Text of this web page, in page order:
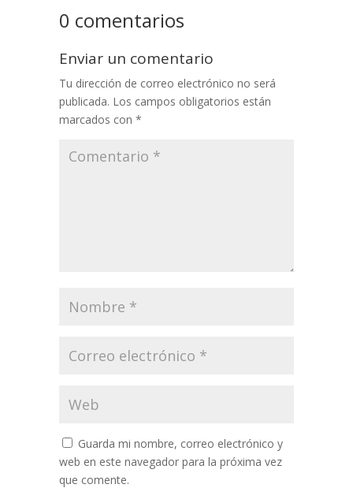
0 comentarios
Enviar un comentario
Tu dirección de correo electrónico no será
publicada. Los campos obligatorios están
marcados con *
Guarda mi nombre, correo electrónico y
web en este navegador para la próxima vez
que comente.